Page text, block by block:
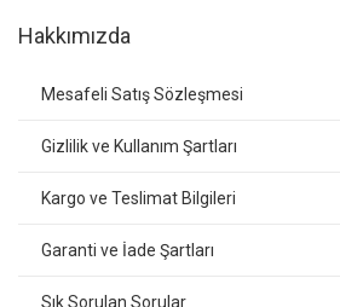
Hakkımızda
Mesafeli Satış Sözleşmesi
Gizlilik ve Kullanım Şartları
Kargo ve Teslimat Bilgileri
Garanti ve İade Şartları
Sık Sorulan Sorular